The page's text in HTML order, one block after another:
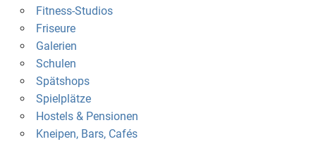
Fitness-Studios
Friseure
Galerien
Schulen
Spätshops
Spielplätze
Hostels & Pensionen
Kneipen, Bars, Cafés